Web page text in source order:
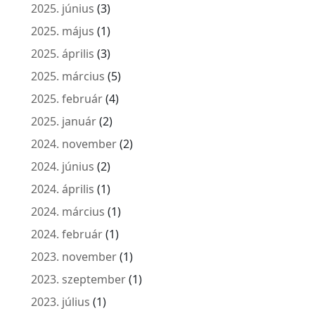
2025. június (3)
2025. május (1)
2025. április (3)
2025. március (5)
2025. február(4)
2025. január(2)
2024. november(2)
2024. június (2)
2024. április (1)
2024. március (1)
2024. február(1)
2023. november(1)
2023. szeptember(1)
2023. július (1)